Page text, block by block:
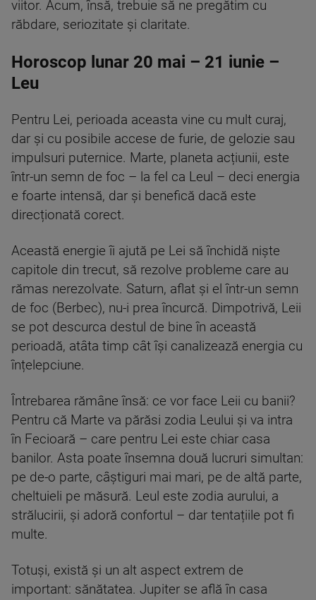
viitor. Acum, însă, trebuie să ne pregătim cu
răbdare, seriozitate și claritate.
Horoscop lunar 20 mai – 21 iunie –
Leu
Pentru Lei, perioada aceasta vine cu mult curaj,
dar și cu posibile accese de furie, de gelozie sau
impulsuri puternice. Marte, planeta acțiunii, este
într-un semn de foc – la fel ca Leul – deci energia
e foarte intensă, dar și benefică dacă este
direcționată corect.
Această energie îi ajută pe Lei să închidă niște
capitole din trecut, să rezolve probleme care au
rămas nerezolvate. Saturn, aflat și el într-un semn
de foc (Berbec), nu-i prea încurcă. Dimpotrivă, Leii
se pot descurca destul de bine în această
perioadă, atâta timp cât își canalizează energia cu
înțelepciune.
Întrebarea rămâne însă: ce vor face Leii cu banii?
Pentru că Marte va părăsi zodia Leului și va intra
în Fecioară – care pentru Lei este chiar casa
banilor. Asta poate însemna două lucruri simultan:
pe de-o parte, câștiguri mai mari, pe de altă parte,
cheltuieli pe măsură. Leul este zodia aurului, a
strălucirii, și adoră confortul – dar tentațiile pot fi
multe.
Totuși, există și un alt aspect extrem de
important: sănătatea. Jupiter se află în casa